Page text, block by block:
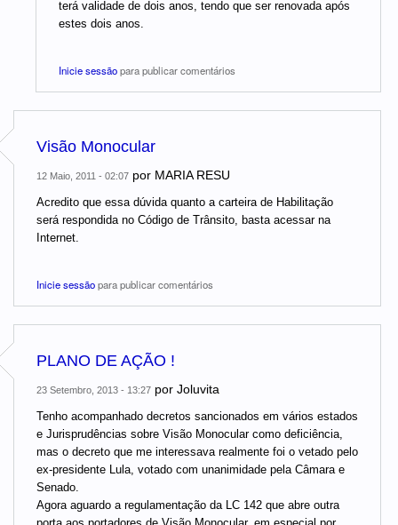
terá validade de dois anos, tendo que ser renovada após
estes dois anos.
Inicie sessãopara publicar comentários
Visão Monocular
12 Maio, 2011 - 02:07 por MARIA RESU
Acredito que essa dúvida quanto a carteira de Habilitação
será respondida no Código de Trânsito, basta acessar na
Internet.
Inicie sessãopara publicar comentários
PLANO DE AÇÃO !
23 Setembro, 2013 - 13:27 por Joluvita
Tenho acompanhado decretos sancionados em vários estados
e Jurisprudências sobre Visão Monocular como deficiência,
mas o decreto que me interessava realmente foi o vetado pelo
ex-presidente Lula, votado com unanimidade pela Câmara e
Senado.
Agora aguardo a regulamentação da LC 142 que abre outra